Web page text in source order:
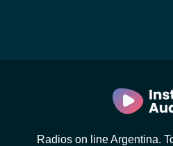
Radios on line Argentina.